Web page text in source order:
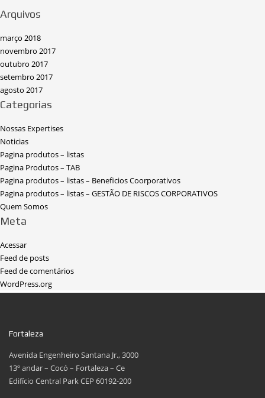
Arquivos
março 2018
novembro 2017
outubro 2017
setembro 2017
agosto 2017
Categorias
Nossas Expertises
Noticias
Pagina produtos – listas
Pagina Produtos – TAB
Pagina produtos – listas – Beneficios Coorporativos
Pagina produtos – listas – GESTÃO DE RISCOS CORPORATIVOS
Quem Somos
Meta
Acessar
Feed de posts
Feed de comentários
WordPress.org
Fortaleza
Avenida Engenheiro Santana Jr., 3000
13º andar – Cocó – Fortaleza – Ce
Edifício Central Park CEP 60192-200